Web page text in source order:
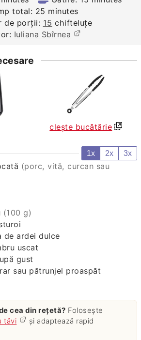
total: 25 minutes
minutes
de porții: 15 chifteluțe
Iuliana Sbîrnea
clește bucătărie
1x 2x 3x
(porc, vită, curcan sau
(100 g)
de ardei dulce
uscat
gust
sau pătrunjel proaspăt
cea din rețetă? Folosește
tăvi
și adaptează rapid